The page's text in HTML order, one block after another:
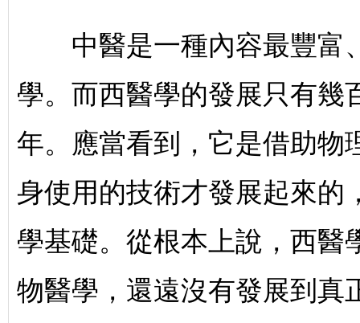
中醫是一種內容最豐富
學。而西醫學的發展只有幾
年。應當看到，它是借助物
身使用的技術才發展起來的
學基礎。從根本上說，西醫
物醫學，還遠沒有發展到真